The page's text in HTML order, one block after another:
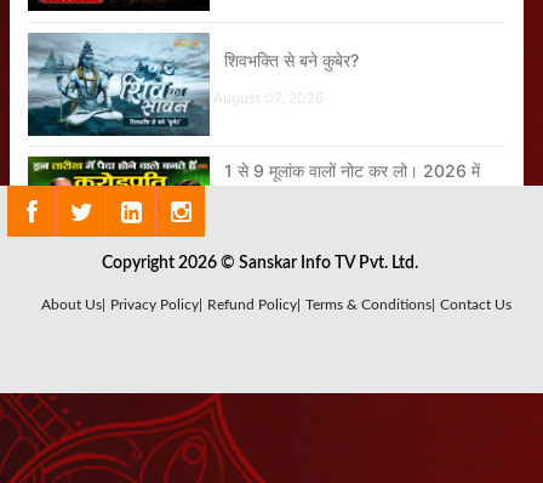
शिवभक्ति से बने कुबेर?
August 07, 2026
1 से 9 मूलांक वालों नोट कर लो। 2026 में
आज के युवा ज्योतिष विज्ञान को अंधविश्वास
Aaj Ka Panchang - 07 अगस्त 2026
August 06, 2026
Copyright 2026 © Sanskar Info TV Pvt. Ltd.
About Us| Privacy Policy| Refund Policy| Terms & Conditions| Contact Us